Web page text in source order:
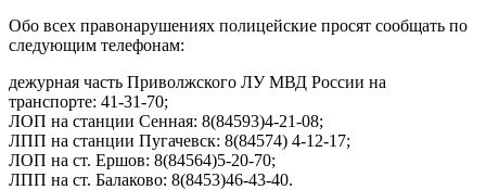
Обо всех правонарушениях полицейские просят сообщать по
следующим телефонам:
дежурная часть Приволжского ЛУ МВД России на
транспорте: 41-31-70;
ЛОП на станции Сенная: 8(84593)4-21-08;
ЛПП на станции Пугачевск: 8(84574) 4-12-17;
ЛОП на ст. Ершов: 8(84564)5-20-70;
ЛПП на ст. Балаково: 8(8453)46-43-40.